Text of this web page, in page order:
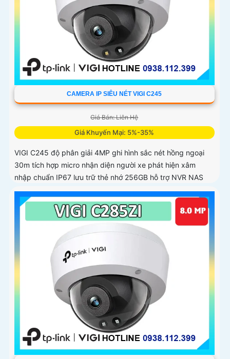
CAMERA IP SIÊU NÉT VIGI C245
Giá Bán: Liên Hệ
Giá Khuyến Mại: 5%-35%
VIGI C245 độ phân giải 4MP ghi hình sắc nét hồng ngoại
30m tích hợp micro nhận diện người xe phát hiện xâm
nhập chuẩn IP67 lưu trữ thẻ nhớ 256GB hỗ trợ NVR NAS
nén video H.265+ điều khiển qua VIGI App PC Manager
trình duyệt